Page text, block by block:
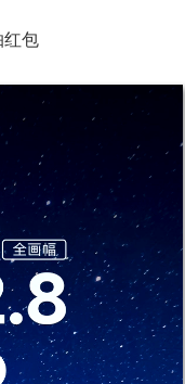
包